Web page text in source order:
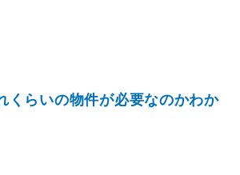
くらいの物件が必要なのかわか